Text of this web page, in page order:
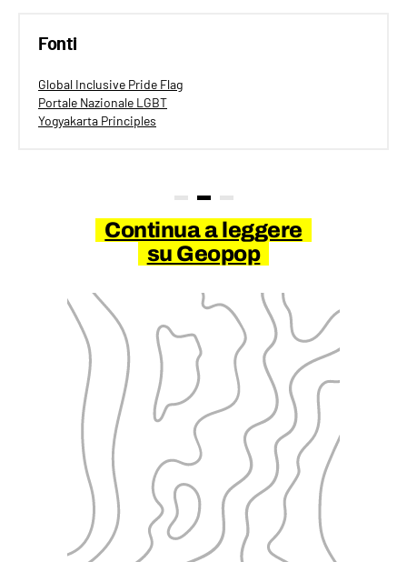
Fonti
Global Inclusive Pride Flag
Portale Nazionale LGBT
Yogyakarta Principles
Continua a leggere
su Geopop